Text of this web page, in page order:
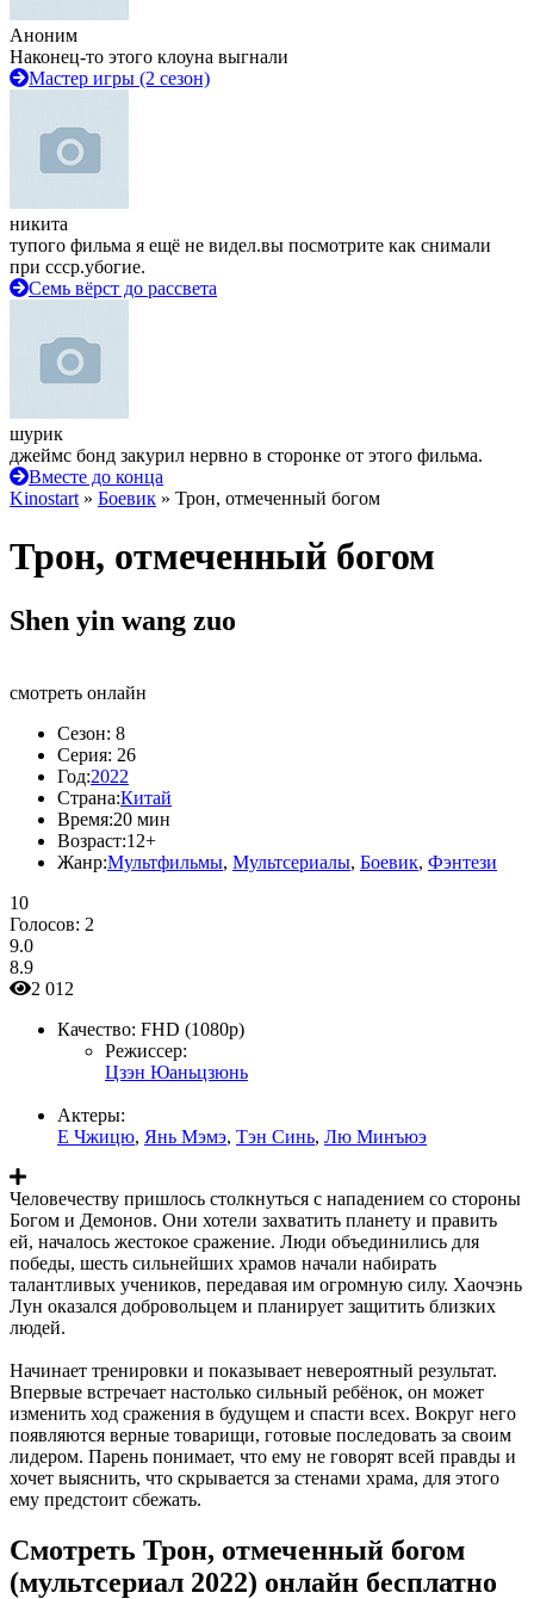
Аноним
Наконец-то этого клоуна выгнали
Мастер игры (2 сезон)
никита
тупого фильма я ещё не видел.вы посмотрите как снимали
при ссср.убогие.
Семь вёрст до рассвета
шурик
джеймс бонд закурил нервно в сторонке от этого фильма.
Вместе до конца
Kinostart » Боевик » Трон, отмеченный богом
Трон, отмеченный богом
Shen yin wang zuo
смотреть онлайн
Сезон: 8
Серия: 26
Год:2022
Страна:Китай
Время:20 мин
Возраст:12+
Жанр:Мультфильмы, Мультсериалы, Боевик, Фэнтези
10
Голосов: 2
9.0
8.9
2 012
Качество: FHD (1080p)
Режиссер:
Цзэн Юаньцзюнь
Актеры:
Е Чжицю, Янь Мэмэ, Тэн Синь, Лю Минъюэ
Человечеству пришлось столкнуться с нападением со стороны
Богом и Демонов. Они хотели захватить планету и править
ей, началось жестокое сражение. Люди объединились для
победы, шесть сильнейших храмов начали набирать
талантливых учеников, передавая им огромную силу. Хаочэнь
Лун оказался добровольцем и планирует защитить близких
людей.
Начинает тренировки и показывает невероятный результат.
Впервые встречает настолько сильный ребёнок, он может
изменить ход сражения в будущем и спасти всех. Вокруг него
появляются верные товарищи, готовые последовать за своим
лидером. Парень понимает, что ему не говорят всей правды и
хочет выяснить, что скрывается за стенами храма, для этого
ему предстоит сбежать.
Смотреть Трон, отмеченный богом
(мультсериал 2022) онлайн бесплатно